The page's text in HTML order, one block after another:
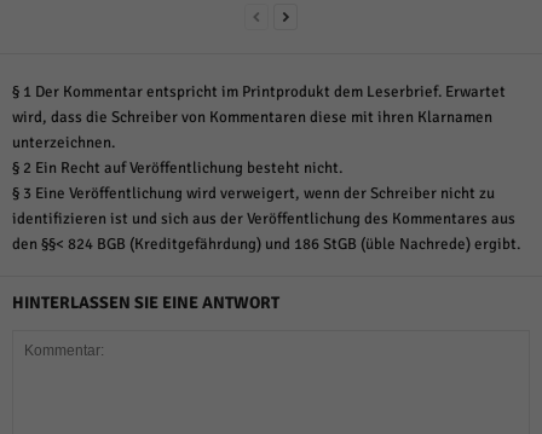
§ 1 Der Kommentar entspricht im Printprodukt dem Leserbrief. Erwartet
wird, dass die Schreiber von Kommentaren diese mit ihren Klarnamen
unterzeichnen.
§ 2 Ein Recht auf Veröffentlichung besteht nicht.
§ 3 Eine Veröffentlichung wird verweigert, wenn der Schreiber nicht zu
identifizieren ist und sich aus der Veröffentlichung des Kommentares aus
den §§< 824 BGB (Kreditgefährdung) und 186 StGB (üble Nachrede) ergibt.
HINTERLASSEN SIE EINE ANTWORT